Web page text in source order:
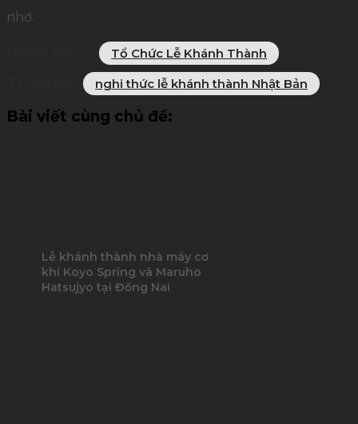
nhớ.
Tổ Chức Lễ Khánh Thành
nghi thức lễ khánh thành Nhật Bản
Bài viết cùng chủ đề:
Lễ khánh thành nhà máy cơ
khí Koyo Spring và Maruho
Hatsujyo tại Đồng Nai